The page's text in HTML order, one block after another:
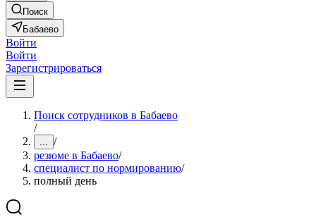
Поиск
Бабаево
Войти
Войти
Зарегистрироваться
Поиск сотрудников в Бабаево
/
... /
резюме в Бабаево/
специалист по нормированию/
полный день